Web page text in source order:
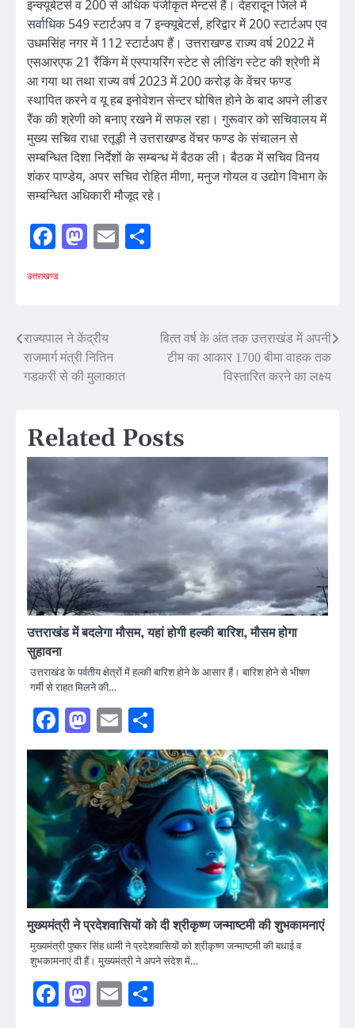
इन्क्यूबेटर्स व 200 से अधिक पंजीकृत मेन्टर्स हैं। देहरादून जिले में
सर्वाधिक 549 स्टार्टअप व 7 इन्क्यूबेटर्स, हरिद्वार में 200 स्टार्टअप एव
उधमसिंह नगर में 112 स्टार्टअप हैं। उत्तराखण्ड राज्य वर्ष 2022 में
एसआरएफ 21 रैंकिंग में एस्पायरिंग स्टेट से लीडिंग स्टेट की श्रेणी में
आ गया था तथा राज्य वर्ष 2023 में 200 करोड़ के वेंचर फण्ड
स्थापित करने व यू हब इनोवेशन सेन्टर घोषित होने के बाद अपने लीडर
रैंक की श्रेणी को बनाए रखने में सफल रहा। गुरूवार को सचिवालय में
मुख्य सचिव राधा रतूड़ी ने उत्तराखण्ड वेंचर फण्ड के संचालन से
सम्बन्धित दिशा निर्देशों के सम्बन्ध में बैठक ली। बैठक में सचिव विनय
शंकर पाण्डेय, अपर सचिव रोहित मीणा, मनुज गोयल व उद्योग विभाग के
सम्बन्धित अधिकारी मौजूद रहे।
Facebook
Mastodon
Email
उत्तराखण्ड
Post
navigation
राज्यपाल ने केंद्रीय
राजमार्ग मंत्री नितिन
गडकरी से की मुलाकात
वित्‍त वर्ष के अंत तक उत्तराखंड में अपनी
टीम का आकार 1700 बीमा वाहक तक
विस्तारित करने का लक्ष्य
Related Posts
उत्तराखंड में बदलेगा मौसम, यहां होगी हल्की बारिश, मौसम होगा
सुहावना
उत्तराखंड के पर्वतीय क्षेत्रों में हल्की बारिश होने के आसार हैं। बारिश होने से भीषण
गर्मी से राहत मिलने की…
Facebook
Mastodon
Email
मुख्यमंत्री ने प्रदेशवासियों को दी श्रीकृष्ण जन्माष्टमी की शुभकामनाएं
मुख्यमंत्री पुष्कर सिंह धामी ने प्रदेशवासियों को श्रीकृष्ण जन्माष्टमी की बधाई व
शुभकामनाएं दी हैं। मुख्यमंत्री ने अपने संदेश में…
Facebook
Mastodon
Email